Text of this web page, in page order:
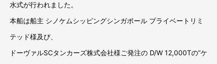
水式が行われました。
本船は船主 シノケムシッピングシンガポール プライベートリミ
テッド様及び、
ドーヴァルSCタンカーズ株式会社様ご発注の D/W 12,000Tの”ケ